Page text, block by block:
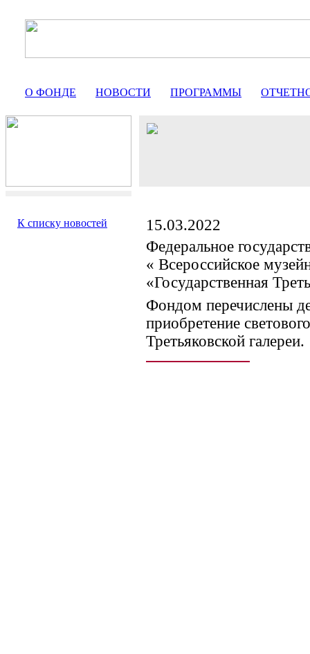
О ФОНДЕ НОВОСТИ ПРОГРАММЫ
К списку новостей
15.03.2022
Федеральное
« Всероссийское
«Государственная
Фондом перечислены
приобретение
Третьяковской галереи.